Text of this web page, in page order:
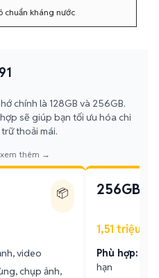
chuẩn kháng nước
chính là 128GB và 256GB.
sẽ giúp bạn tối ưu hóa chi
thoải mái.
thêm →
📦
video
chụp ảnh,
256GB
1,51 triệu -
Phù hợp:
hạn